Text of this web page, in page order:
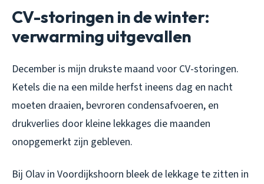
CV-storingen in de winter:
verwarming uitgevallen
December is mijn drukste maand voor CV-storingen.
Ketels die na een milde herfst ineens dag en nacht
moeten draaien, bevroren condensafvoeren, en
drukverlies door kleine lekkages die maanden
onopgemerkt zijn gebleven.
Bij Olav in Voordijkshoorn bleek de lekkage te zitten in